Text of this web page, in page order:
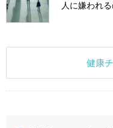
人に嫌われ
健康